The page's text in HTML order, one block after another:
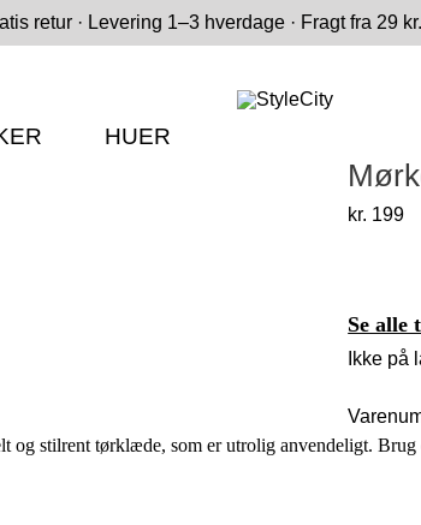
retur · Levering 1–3 hverdage · Fragt fra 29
HUER
kr. 199
Se alle
Ikke på
stilrent tørklæde, som er utrolig anvendeligt.